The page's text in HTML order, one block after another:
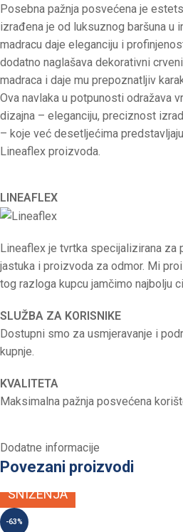
Posebna pažnja posvećena je
izrađena je od luksuznog baršuna u
madracu daje eleganciju i
dodatno naglašava dekorativni
madraca i daje mu prepoznatljiv
Ova navlaka u potpunosti odražava
dizajna – eleganciju, preciznost
– koje već desetljećima
Lineaflex proizvoda.
LINEAFLEX
Lineaflex je tvrtka specijalizirana za
jastuka i proizvoda za odmor. Mi
tog razloga kupcu jamčimo najbolju
SLUŽBA ZA KORISNIKE
Dostupni smo za usmjeravanje i
kupnje.
KVALITETA
Maksimalna pažnja posvećena
Dodatne informacije
Povezani proizvodi
SNIŽENJA
-63%